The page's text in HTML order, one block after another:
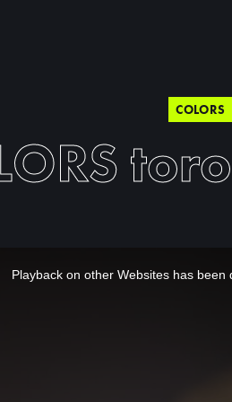
COLORS
Playback on other Websites has been